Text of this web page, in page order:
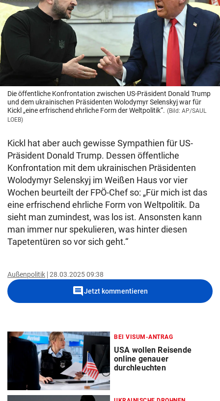
Die öffentliche Konfrontation zwischen US-Präsident Donald Trump
und dem ukrainischen Präsidenten Wolodymyr Selenskyj war für
Kickl „eine erfrischend ehrliche Form der Weltpolitik“. (Bild: AP/SAUL
LOEB)
Kickl hat aber auch gewisse Sympathien für US-
Präsident Donald Trump. Dessen öffentliche
Konfrontation mit dem ukrainischen Präsidenten
Wolodymyr Selenskyj im Weißen Haus vor vier
Wochen beurteilt der FPÖ-Chef so: „Für mich ist das
eine erfrischend ehrliche Form von Weltpolitik. Da
sieht man zumindest, was los ist. Ansonsten kann
man immer nur spekulieren, was hinter diesen
Tapetentüren so vor sich geht.“
Außenpolitik 28.03.2025 09:38
commentJetzt kommentieren
BEI VISUM-ANTRAG
USA wollen Reisende
online genauer
durchleuchten